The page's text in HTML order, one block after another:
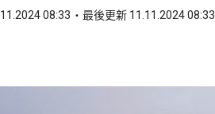
08:33 最後更新 11.11.2024 08:33
WhatsApp